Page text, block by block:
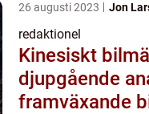
26 augusti 2023 Jon
redaktionel
Kinesiskt
djupgående
framväxande